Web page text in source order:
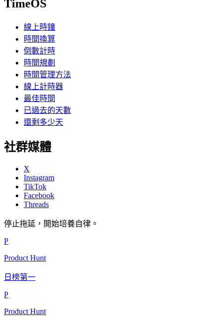
TimeOS
線上時鐘
時間換算
倒數計時
時間規劃
時間管理方法
線上計時器
最佳時間
已過去的天數
還剩多少天
社群媒體
X
Instagram
TikTok
Facebook
Threads
停止拖延，開始培養自律。
P
Product Hunt
日榜第一
P
Product Hunt